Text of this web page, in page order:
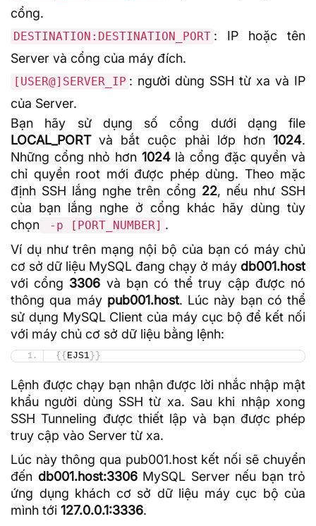
cổng.
DESTINATION:DESTINATION_PORT : IP hoặc tên
Server và cổng của máy đích.
[USER@]SERVER_IP : người dùng SSH từ xa và IP
của Server.
Bạn hãy sử dụng số cổng dưới dạng file
LOCAL_PORTvà bắt cuộc phải lớp hơn 1024.
Những cổng nhỏ hơn 1024là cổng đặc quyền và
chỉ quyền root mới được phép dùng. Theo mặc
định SSH lắng nghe trên cổng 22, nếu như SSH
của bạn lắng nghe ở cổng khác hãy dùng tùy
chọn
-p [PORT_NUMBER] .
Ví dụ như trên mạng nội bộ của bạn có máy chủ
cơ sở dữ liệu MySQL đang chạy ở máy db001.host
với cổng 3306 và bạn có thể truy cập được nó
thông qua máy pub001.host. Lúc này bạn có thể
sử dụng MySQL Client của máy cục bộ để kết nối
với máy chủ cơ sở dữ liệu bằng lệnh:
{{ EJS1 }}
Lệnh được chạy bạn nhận được lời nhắc nhập mật
khẩu người dùng SSH từ xa. Sau khi nhập xong
SSH Tunneling được thiết lập và bạn được phép
truy cập vào Server từ xa.
Lúc này thông qua pub001.host kết nối sẽ chuyển
đến db001.host:3306MySQL Server nếu bạn trỏ
ứng dụng khách cơ sở dữ liệu máy cục bộ của
mình tới 127.0.0.1:3336.